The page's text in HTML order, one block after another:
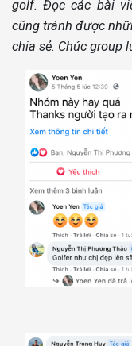
golf. Đọc các bài
cũng tránh được
chia sẻ. Chúc group